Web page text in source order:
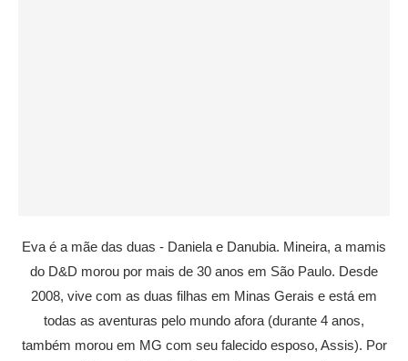
Eva é a mãe das duas - Daniela e Danubia. Mineira, a mamis
do D&D morou por mais de 30 anos em São Paulo. Desde
2008, vive com as duas filhas em Minas Gerais e está em
todas as aventuras pelo mundo afora (durante 4 anos,
também morou em MG com seu falecido esposo, Assis). Por